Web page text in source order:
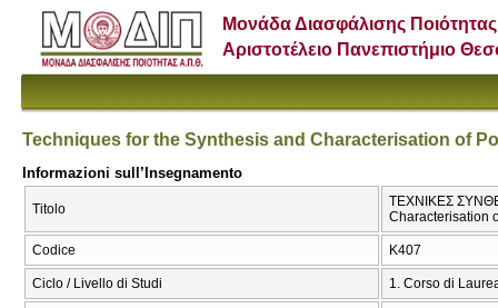
Μονάδα Διασφάλισης Ποιότητας
Αριστοτέλειο Πανεπιστήμιο
Techniques for the Synthesis and Characterisation of
Informazioni sull’Insegnamento
Titolo
ΤΕΧΝΙΚΕΣ
Characterisation
Codice Κ407
Ciclo / Livello di Studi 1. Corso di